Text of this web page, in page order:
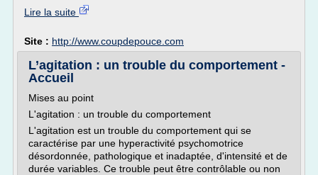
Lire la suite
Site : http://www.coupdepouce.com
L’agitation : un trouble du comportement -
Accueil
Mises au point
L'agitation : un trouble du comportement
L'agitation est un trouble du comportement qui se
caractérise par une hyperactivité psychomotrice
désordonnée, pathologique et inadaptée, d'intensité et de
durée variables. Ce trouble peut être contrôlable ou non